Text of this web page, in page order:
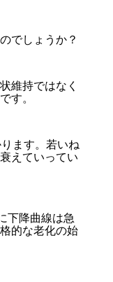
でしょうか？
維持ではなく
す。
ます。若いね
えていってい
下降曲線は急
的な老化の始